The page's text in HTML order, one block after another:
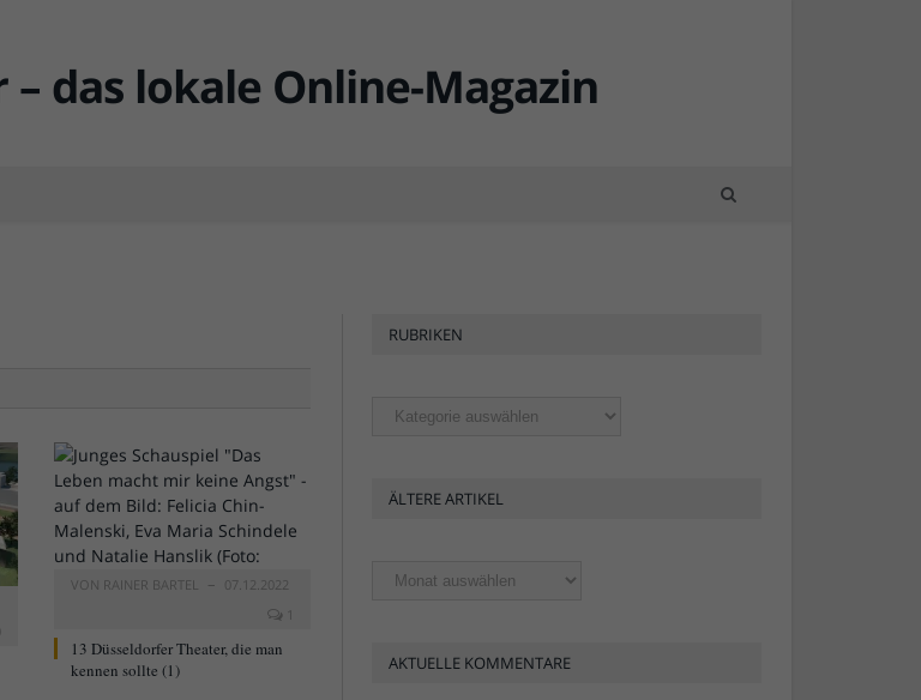
VON RAINER BARTEL
07.12.2022
1
13 Düsseldorfer Theater, die man
kennen sollte (1)
RUBRIKEN
Rubriken
ÄLTERE ARTIKEL
Ältere
AKTUELLE KOMMENTARE